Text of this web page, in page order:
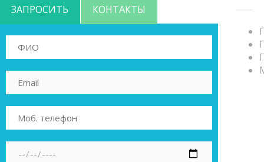
ЗАПРОСИТЬ КОНТАКТЫ